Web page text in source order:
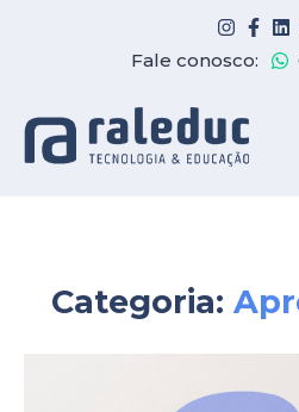
Fale conosco:
Categoria: